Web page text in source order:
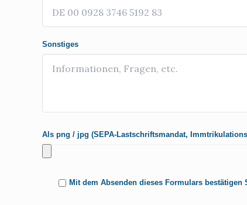
Sonstiges
Als png / jpg (SEPA-Lastschriftsmandat,
Mit dem Absenden dieses Formulars bestätigen